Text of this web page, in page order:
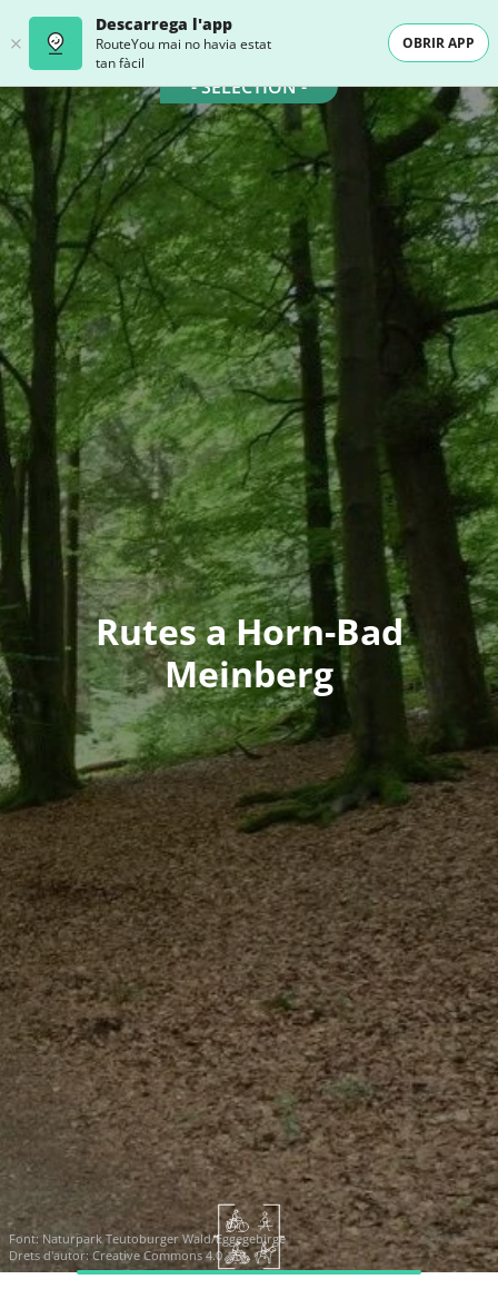
Descarrega l'app
RouteYou mai no havia estat
tan fàcil
OBRIR APP
- SELECTION -
Rutes a Horn-Bad
Meinberg
Font: Naturpark Teutoburger Wald/Eggegebirge
Drets d'autor: Creative Commons 4.0